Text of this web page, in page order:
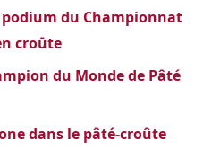
du Championnat
croûte
du Monde de Pâté
dans le pâté-croûte